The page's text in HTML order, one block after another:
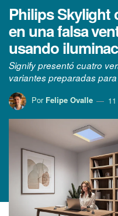
Philips Skylight
en una falsa
usando
Signify presentó cuatro
variantes preparadas
Por Felipe Ovalle